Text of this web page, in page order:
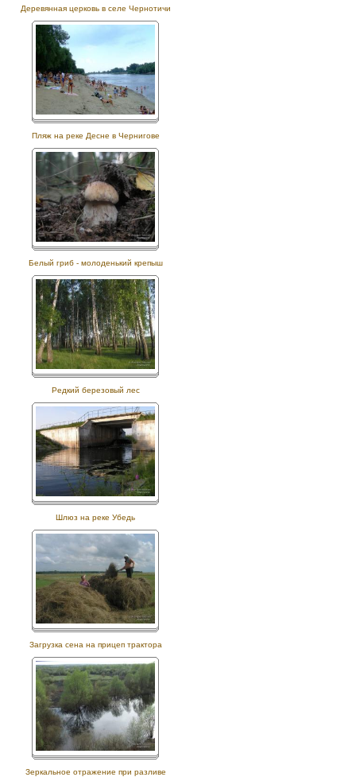
Деревянная церковь в селе Чернотичи
Пляж на реке Десне в Чернигове
Белый гриб - молоденький крепыш
Редкий березовый лес
Шлюз на реке Убедь
Загрузка сена на прицеп трактора
Зеркальное отражение при разливе